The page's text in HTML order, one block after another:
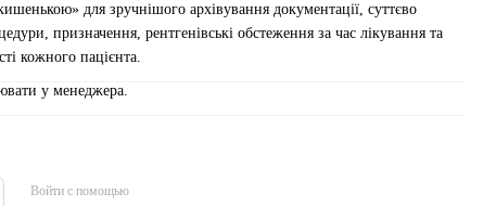
для зручнішого архівування документації, суттєво
призначення, рентгенівські обстеження за час лікування та
кожного пацієнта.
у менеджера.
Войти с помощью